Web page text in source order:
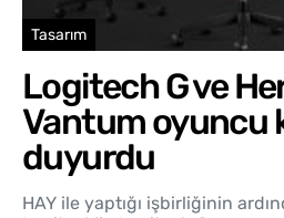
Tasarım
Logitech G ve
Vantum oyuncu
duyurdu
HAY ile yaptığı işbirliğinin